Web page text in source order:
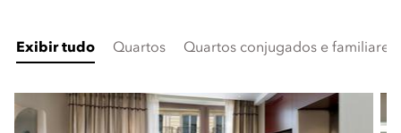
Exibir tudo Quartos Quartos conjugados e familiares